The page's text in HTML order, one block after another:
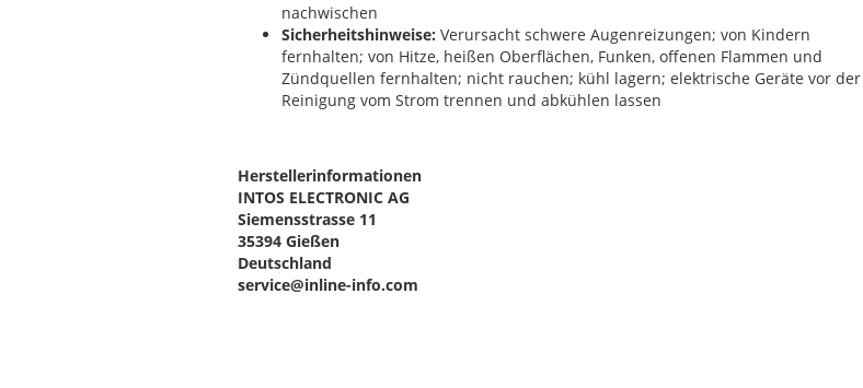
nachwischen
Sicherheitshinweise: Verursacht schwere Augenreizungen; von Kindern
fernhalten; von Hitze, heißen Oberflächen, Funken, offenen Flammen und
Zündquellen fernhalten; nicht rauchen; kühl lagern; elektrische Geräte vor der
Reinigung vom Strom trennen und abkühlen lassen
Herstellerinformationen
INTOS ELECTRONIC AG
Siemensstrasse 11
35394 Gießen
Deutschland
service@inline-info.com